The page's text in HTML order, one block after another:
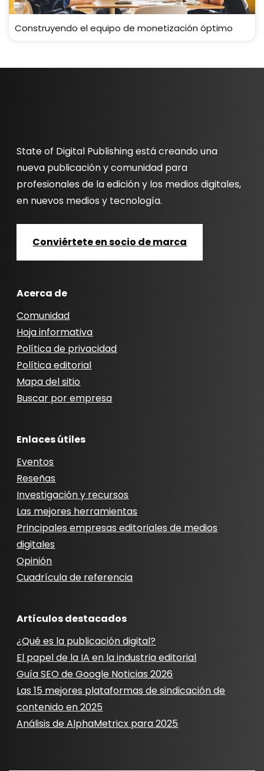
Construyendo el equipo de monetización óptimo
State of Digital Publishing está creando una
nueva publicación y comunidad para
profesionales de la edición y los medios digitales,
en nuevos medios y tecnología.
Conviértete en socio de marca
Acerca de
Comunidad
Hoja informativa
Política de privacidad
Política editorial
Mapa del sitio
Buscar por empresa
Enlaces útiles
Eventos
Reseñas
Investigación y recursos
Las mejores herramientas
Principales empresas editoriales de medios
digitales
Opinión
Cuadrícula de referencia
Artículos destacados
¿Qué es la publicación digital?
El papel de la IA en la industria editorial
Guía SEO de Google Noticias 2026
Las 15 mejores plataformas de sindicación de
contenido en 2025
Análisis de AlphaMetricx para 2025